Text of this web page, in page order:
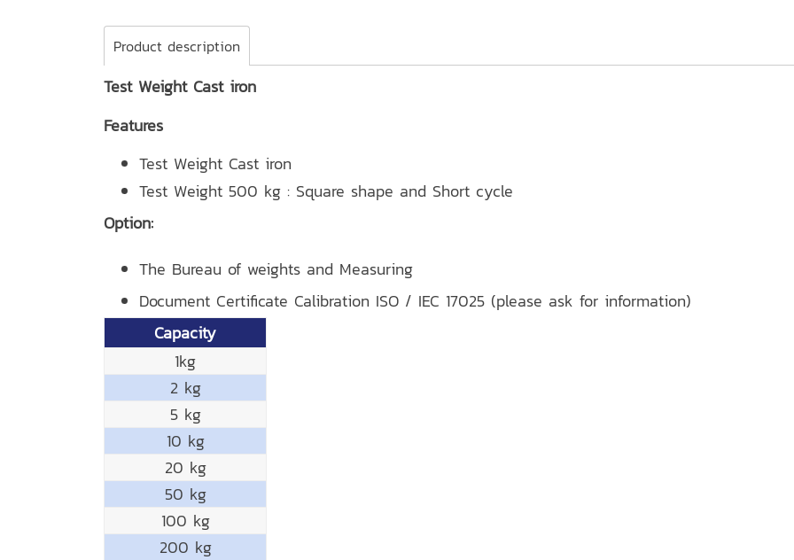
Product description
Test Weight Cast iron
Features
Test Weight Cast iron
Test Weight 500 kg : Square shape and Short cycle
Option:
The Bureau of weights and Measuring
Document Certificate Calibration ISO / IEC 17025 (please ask for information)
Capacity
1kg
2 kg
5 kg
10 kg
20 kg
50 kg
100 kg
200 kg